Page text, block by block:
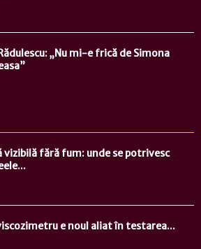
„Nu mi-e frică de Simona
vizibilă fără fum: unde se potrivesc
e noul aliat în testarea...